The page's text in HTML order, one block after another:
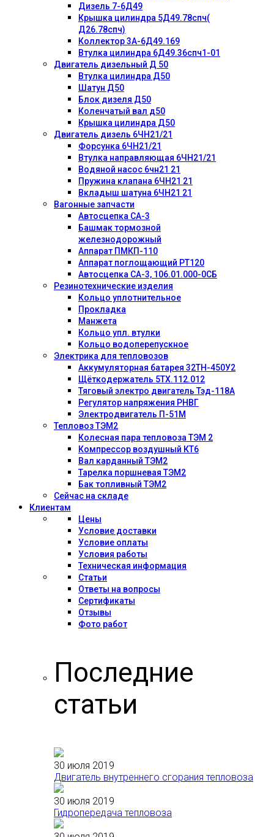
Дизель 7-6Д49
Крышка цилиндра 5Д49.78спч(
Д26.78спч)
Коллектор 3А-6Д49.169
Втулка цилиндра 6Д49.36спч1-01
Двигатель дизельный Д 50
Втулка цилиндра Д50
Шатун Д50
Блок дизеля Д50
Коленчатый вал д50
Крышка цилиндра Д50
Двигатель дизель 6ЧН21/21
Форсунка 6ЧН21/21
Втулка направляющая 6ЧН21/21
Водяной насос 6чн21 21
Пружина клапана 6ЧН21 21
Вкладыш шатуна 6ЧН21 21
Вагонные запчасти
Автосцепка СА-3
Башмак тормозной
железнодорожный
Аппарат ПМКП-110
Аппарат поглощающий РТ120
Автосцепка СА-3, 106.01.000-0СБ
Резинотехнические изделия
Кольцо уплотнительное
Прокладка
Манжета
Кольцо упл. втулки
Кольцо водоперепускное
Электрика для тепловозов
Аккумуляторная батарея 32ТН-450У2
Щёткодержатель 5ТХ.112.012
Тяговый электро двигатель Тэд-118А
Регулятор напряжения РНВГ
Электродвигатель П-51М
Тепловоз ТЭМ2
Колесная пара тепловоза ТЭМ 2
Компрессор воздушный КТ6
Вал карданный ТЭМ2
Тарелка поршневая ТЭМ2
Бак топливный ТЭМ2
Сейчас на складе
Клиентам
Цены
Условие доставки
Условие оплаты
Условия работы
Техническая информация
Статьи
Ответы на вопросы
Сертификаты
Отзывы
Фото работ
Последние
статьи
30 июля 2019
Двигатель внутреннего сгорания тепловоза
30 июля 2019
Гидропередача тепловоза